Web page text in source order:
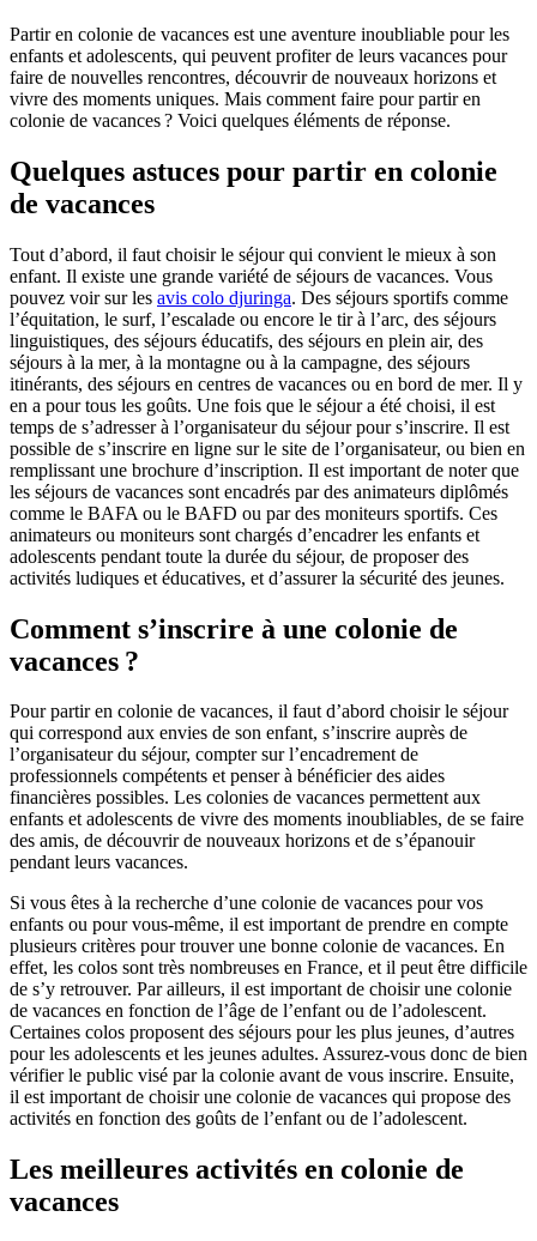
Partir en colonie de vacances est une aventure inoubliable pour les
enfants et adolescents, qui peuvent profiter de leurs vacances pour
faire de nouvelles rencontres, découvrir de nouveaux horizons et
vivre des moments uniques. Mais comment faire pour partir en
colonie de vacances ? Voici quelques éléments de réponse.
Quelques astuces pour partir en colonie
de vacances
Tout d’abord, il faut choisir le séjour qui convient le mieux à son
enfant. Il existe une grande variété de séjours de vacances. Vous
pouvez voir sur les avis colo djuringa. Des séjours sportifs comme
l’équitation, le surf, l’escalade ou encore le tir à l’arc, des séjours
linguistiques, des séjours éducatifs, des séjours en plein air, des
séjours à la mer, à la montagne ou à la campagne, des séjours
itinérants, des séjours en centres de vacances ou en bord de mer. Il y
en a pour tous les goûts. Une fois que le séjour a été choisi, il est
temps de s’adresser à l’organisateur du séjour pour s’inscrire. Il est
possible de s’inscrire en ligne sur le site de l’organisateur, ou bien en
remplissant une brochure d’inscription. Il est important de noter que
les séjours de vacances sont encadrés par des animateurs diplômés
comme le BAFA ou le BAFD ou par des moniteurs sportifs. Ces
animateurs ou moniteurs sont chargés d’encadrer les enfants et
adolescents pendant toute la durée du séjour, de proposer des
activités ludiques et éducatives, et d’assurer la sécurité des jeunes.
Comment s’inscrire à une colonie de
vacances ?
Pour partir en colonie de vacances, il faut d’abord choisir le séjour
qui correspond aux envies de son enfant, s’inscrire auprès de
l’organisateur du séjour, compter sur l’encadrement de
professionnels compétents et penser à bénéficier des aides
financières possibles. Les colonies de vacances permettent aux
enfants et adolescents de vivre des moments inoubliables, de se faire
des amis, de découvrir de nouveaux horizons et de s’épanouir
pendant leurs vacances.
Si vous êtes à la recherche d’une colonie de vacances pour vos
enfants ou pour vous-même, il est important de prendre en compte
plusieurs critères pour trouver une bonne colonie de vacances. En
effet, les colos sont très nombreuses en France, et il peut être difficile
de s’y retrouver. Par ailleurs, il est important de choisir une colonie
de vacances en fonction de l’âge de l’enfant ou de l’adolescent.
Certaines colos proposent des séjours pour les plus jeunes, d’autres
pour les adolescents et les jeunes adultes. Assurez-vous donc de bien
vérifier le public visé par la colonie avant de vous inscrire. Ensuite,
il est important de choisir une colonie de vacances qui propose des
activités en fonction des goûts de l’enfant ou de l’adolescent.
Les meilleures activités en colonie de
vacances